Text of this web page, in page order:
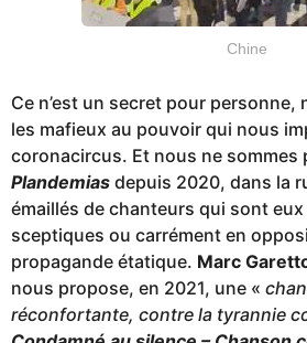
Chine
Ce n’est un secret pour personne,
les mafieux au pouvoir qui nous
coronacircus. Et nous ne sommes
Plandemias depuis 2020, dans la
émaillés de chanteurs qui sont
sceptiques ou carrément en
propagande étatique. Marc
nous propose, en 2021, une «
réconfortante, contre la tyrannie